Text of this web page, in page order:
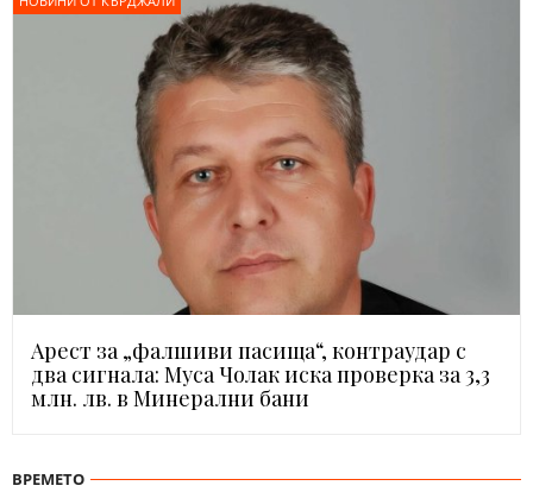
Арест за „фалшиви пасища“, контраудар с
два сигнала: Муса Чолак иска проверка за 3,3
млн. лв. в Минерални бани
ВРЕМЕТО